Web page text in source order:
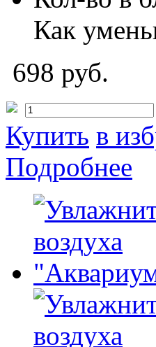
Как
698 руб.
Купить в
Подробнее